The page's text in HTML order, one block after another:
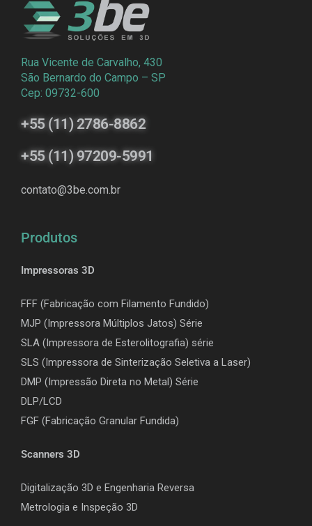
Rua Vicente de Carvalho, 430
São Bernardo do Campo – SP
Cep: 09732-600
+55 (11) 2786-8862
+55 (11) 97209-5991
contato@3be.com.br
Produtos
Impressoras 3D
FFF (Fabricação com Filamento Fundido)
MJP (Impressora Múltiplos Jatos) Série
SLA (Impressora de Esterolitografia) série
SLS (Impressora de Sinterização Seletiva a Laser)
DMP (Impressão Direta no Metal) Série
DLP/LCD
FGF (Fabricação Granular Fundida)
Scanners 3D
Digitalização 3D e Engenharia Reversa
Metrologia e Inspeção 3D